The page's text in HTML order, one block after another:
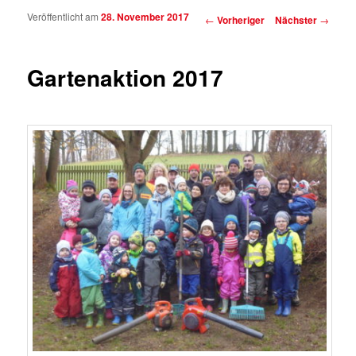
Beitragsnavigation
← Vorheriger Nächster →
Gartenaktion 2017
Veröffentlicht am28. November 2017